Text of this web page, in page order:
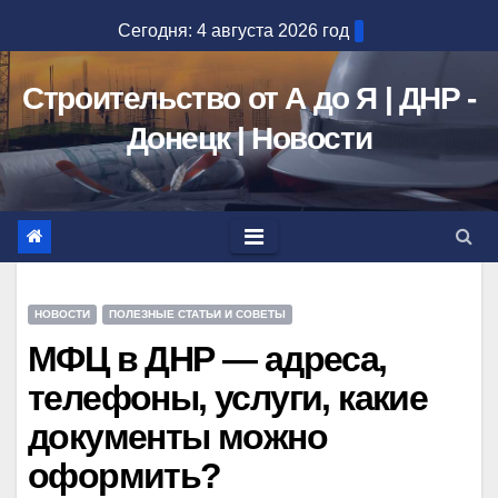
к
содержимому
Сегодня: 4 августа 2026 год
Строительство от А до Я | ДНР -
Донецк | Новости
НОВОСТИ ПОЛЕЗНЫЕ СТАТЬИ И СОВЕТЫ
МФЦ в ДНР — адреса,
телефоны, услуги, какие
документы можно
оформить?